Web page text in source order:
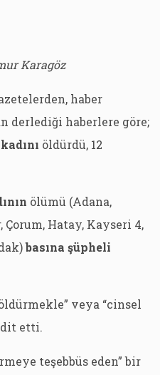
Karagöz
haber
derlediği haberlere göre;
öldürdü, 12
ölümü (Adana,
Çorum, Hatay, Kayseri 4,
basına şüpheli
veya “cinsel
etti.
teşebbüs eden” bir